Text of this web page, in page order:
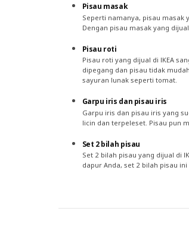
Pisau masak
Seperti namanya, pisau masak
Dengan pisau masak yang
Pisau roti
Pisau roti yang dijual di IKEA
dipegang dan pisau tidak
sayuran lunak seperti tomat.
Garpu iris dan pisau iris
Garpu iris dan pisau iris yang
licin dan terpeleset. Pisau pun
Set 2 bilah pisau
Set 2 bilah pisau yang dijual di
dapur Anda, set 2 bilah pisau